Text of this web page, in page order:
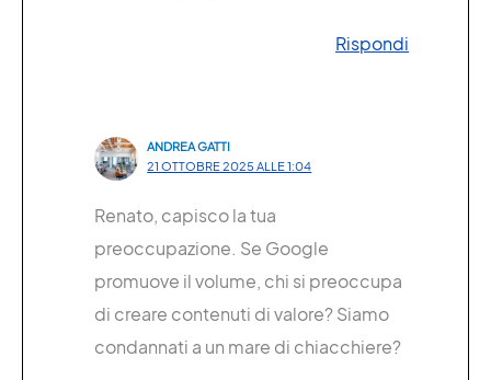
Rispondi
ANDREA GATTI
21 OTTOBRE 2025 ALLE 1:04
Renato, capisco la tua
preoccupazione. Se Google
promuove il volume, chi si preoccupa
di creare contenuti di valore? Siamo
condannati a un mare di chiacchiere?